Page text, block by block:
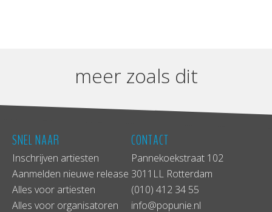
meer zoals dit
SNEL NAAR
Inschrijven artiesten
Aanmelden nieuwe release
Alles voor artiesten
Alles voor organisatoren
CONTACT
Pannekoekstraat 102
3011LL Rotterdam
(010) 412 34 55
info@popunie.nl